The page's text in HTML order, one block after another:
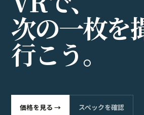
次の一枚を
行こう。
価格を見る → スペックを確認